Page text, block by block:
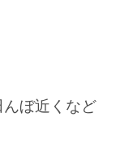
ぼ近くなど